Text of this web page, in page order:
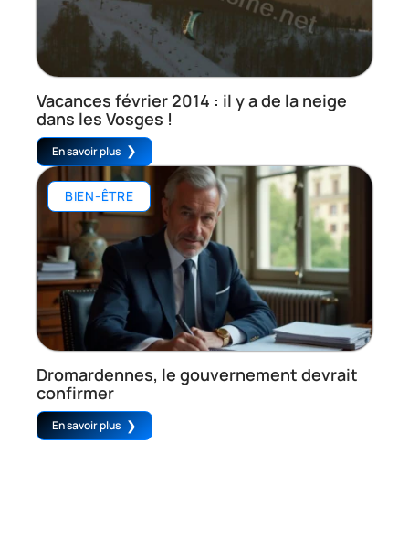
Vacances février 2014 : il y a de la neige
dans les Vosges !
En savoir plus
BIEN-ÊTRE
Dromardennes, le gouvernement devrait
confirmer
En savoir plus